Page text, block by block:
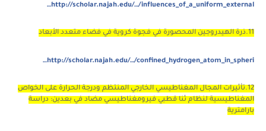
http://scholar.najah.edu/…/influences_of_a_uniform_external…
11.ذرة الهيدروجين المحصورة في فجوة كروية في فضاء متعدد الأبعاد
http://scholar.najah.edu/…/confined_hydrogen_atom_in_spheri…
12.تأثيرات المجال المغناطيسي الخارجي المنتظم ودرجة الحرارة على الخواص
المغناطيسية لنظام ثنا قطبي فيرومغناطيسي مضاد في بعدين: دراسة
بارامترية